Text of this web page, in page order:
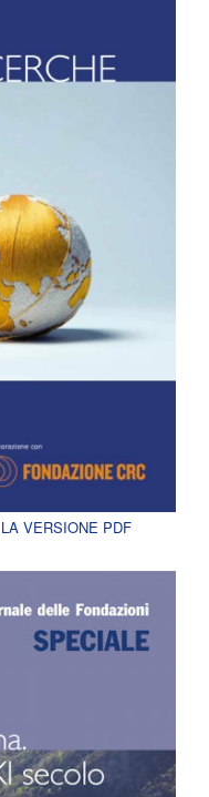
VERSIONE PDF